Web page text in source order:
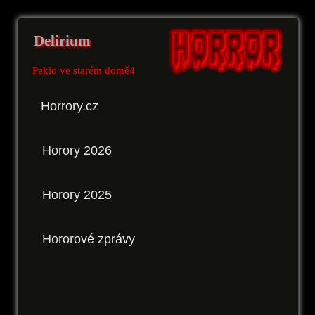
Delirium
Peklo ve starém domě4
Horrory.cz
Horory 2026
Horory 2025
Hororové zprávy